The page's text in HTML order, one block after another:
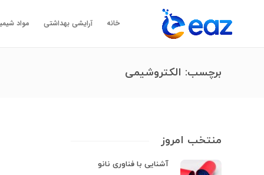
خانه آرایشی بهداشتی مواد
برچسب: الکتروشیمی
منتخب امروز
آشنایی با فناوری نانو